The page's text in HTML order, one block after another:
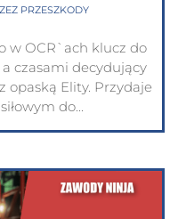
PRZESZKODY
w OCR`ach klucz do
czasami decydujący
opaską Elity. Przydaje
do...